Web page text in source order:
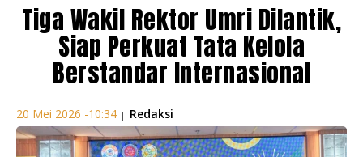
Tiga Wakil Rektor Umri Dilantik,
Siap Perkuat Tata Kelola
Berstandar Internasional
20 Mei 2026 -10:34 | Redaksi